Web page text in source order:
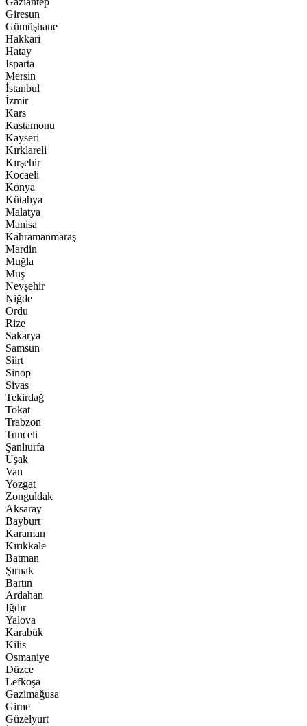
Giresun
Gümüşhane
Hakkari
Hatay
Isparta
Mersin
İstanbul
İzmir
Kars
Kastamonu
Kayseri
Kırklareli
Kırşehir
Kocaeli
Konya
Kütahya
Malatya
Manisa
Kahramanmaraş
Mardin
Muğla
Muş
Nevşehir
Niğde
Ordu
Rize
Sakarya
Samsun
Siirt
Sinop
Sivas
Tekirdağ
Tokat
Trabzon
Tunceli
Şanlıurfa
Uşak
Van
Yozgat
Zonguldak
Aksaray
Bayburt
Karaman
Kırıkkale
Batman
Şırnak
Bartın
Ardahan
Iğdır
Yalova
Karabük
Kilis
Osmaniye
Düzce
Lefkoşa
Gazimağusa
Girne
Güzelyurt